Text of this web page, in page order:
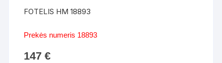
FOTELIS HM 18893
Prekės numeris 18893
147€